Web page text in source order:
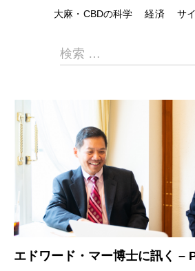
大麻・CBDの科学
経済 サ
エドワード・マー博士に訊く –